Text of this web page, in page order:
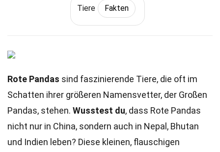
Tiere Fakten
Rote Pandas sind faszinierende Tiere, die oft im
Schatten ihrer größeren Namensvetter, der Großen
Pandas, stehen. Wusstest du, dass Rote Pandas
nicht nur in China, sondern auch in Nepal, Bhutan
und Indien leben? Diese kleinen, flauschigen